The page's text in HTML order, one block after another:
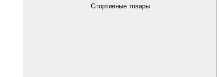
Спортивные товары